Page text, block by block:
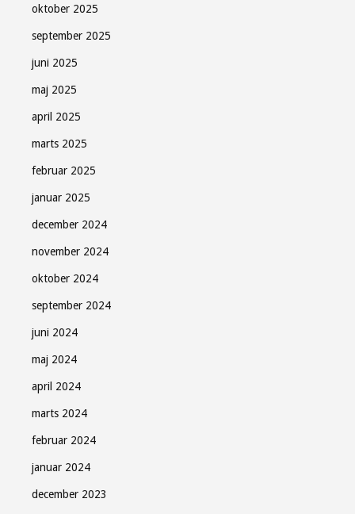
oktober 2025
september 2025
juni 2025
maj 2025
april 2025
marts 2025
februar 2025
januar 2025
december 2024
november 2024
oktober 2024
september 2024
juni 2024
maj 2024
april 2024
marts 2024
februar 2024
januar 2024
december 2023